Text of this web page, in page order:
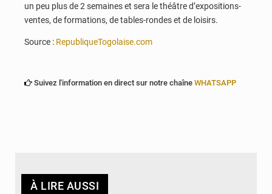
un peu plus de 2 semaines et sera le théâtre d’expositions-
ventes, de formations, de tables-rondes et de loisirs.
Source : RepubliqueTogolaise.com
Suivez l'information en direct sur notre chaîne WHATSAPP
À LIRE AUSSI